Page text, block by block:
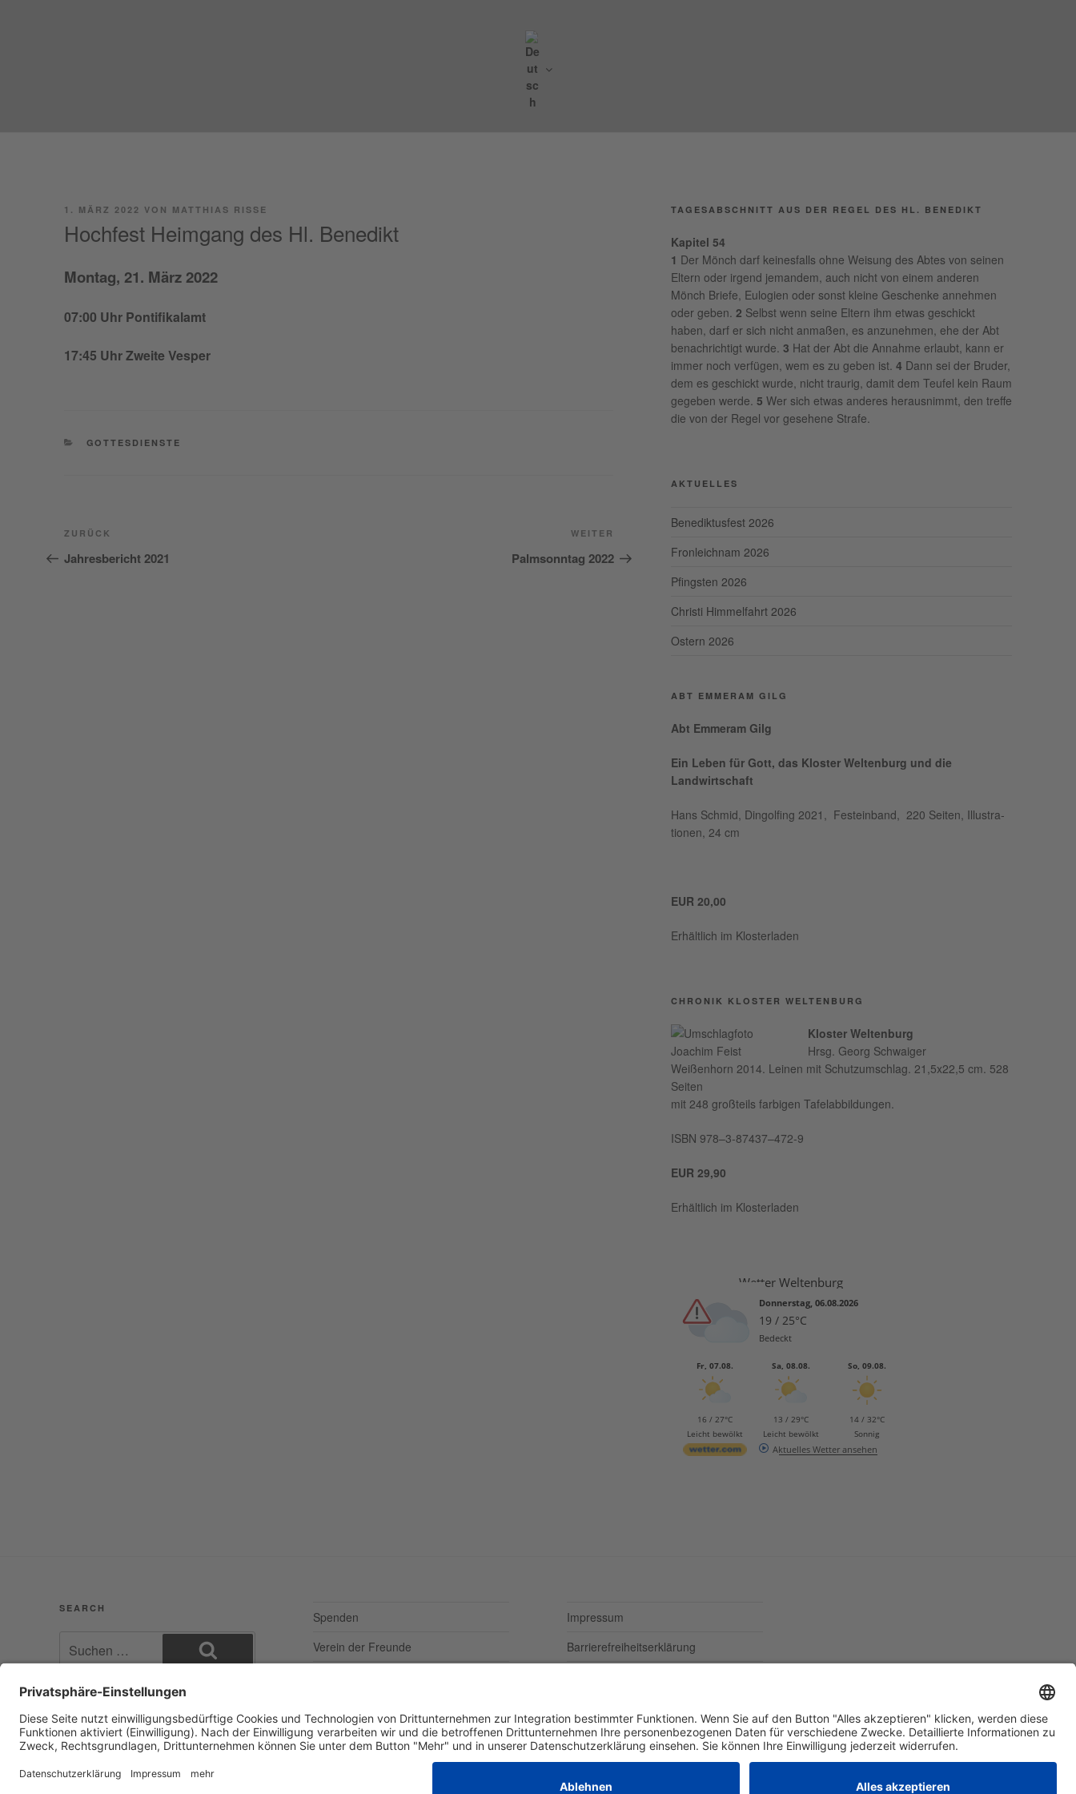
BENEDIKTINERABTEI ST. GEORG
VERÖFFENTLICHT
1. MÄRZ 2022 VON MATTHIAS RISSE
Hochfest Heimgang des Hl. Benedikt
Mon­tag, 21. März 2022
07:00 Uhr Pontifikalamt
17:45 Uhr Zwei­te Vesper
KATEGORIEN
GOTTESDIENSTE
Beitragsnavigation
Vorheriger
Beitrag
ZURÜCK
Jahresbericht 2021
Beitrag
WEITER
Palmsonntag 2022
TAGESABSCHNITT AUS DER REGEL DES HL. BENEDIKT
Kapitel 54
1 Der Mönch darf keinesfalls ohne Weisung des Abtes von seinen
Eltern oder irgend jemandem, auch nicht von einem anderen
Mönch Briefe, Eulogien oder sonst kleine Geschenke annehmen
oder geben. 2 Selbst wenn seine Eltern ihm etwas geschickt
haben, darf er sich nicht anmaßen, es anzunehmen, ehe der Abt
benachrichtigt wurde. 3 Hat der Abt die Annahme erlaubt, kann er
immer noch verfügen, wem es zu geben ist. 4 Dann sei der Bruder,
dem es geschickt wurde, nicht traurig, damit dem Teufel kein Raum
gegeben werde. 5 Wer sich etwas anderes herausnimmt, den treffe
die von der Regel vor gesehene Strafe.
AKTUELLES
Benediktusfest 2026
Fronleichnam 2026
Pfingsten 2026
Christi Himmelfahrt 2026
Ostern 2026
ABT EMMERAM GILG
Abt Emmer­am Gilg
Ein Leben für Gott, das Klos­ter Wel­ten­burg und die
Landwirtschaft
Hans Schmid, Din­gol­fing 2021, Fest­ein­band, 220 Sei­ten, Illus­tra­
tio­nen, 24 cm
EUR 20,00
Erhält­lich im Klosterladen
CHRONIK KLOSTER WELTENBURG
Klos­ter Wel­ten­burg
Hrsg. Georg Schwaiger
Wei­ßen­horn 2014. Lei­nen mit Schutz­um­schlag. 21,5x22,5 cm. 528
Seiten
mit 248 groß­teils far­bi­gen Tafelabbildungen.
ISBN 978–3‑87437–472‑9
EUR 29,90
Erhält­lich im Klosterladen
Wetter Weltenburg
Donnerstag, 06.08.2026
19 / 25°C
Bedeckt
Fr, 07.08.
16 / 27°C
Leicht bewölkt
Sa, 08.08.
13 / 29°C
Leicht bewölkt
So, 09.08.
14 / 32°C
Sonnig
Aktuelles Wetter ansehen
SEARCH
nach:
Spenden
Verein der Freunde
Impressum
Barrierefreiheitserklärung